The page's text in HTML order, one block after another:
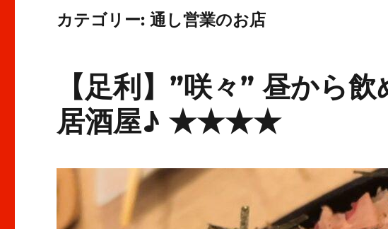
カテゴリー:通し営業のお店
【足利】”咲々” 昼から
居酒屋♪ ★★★★